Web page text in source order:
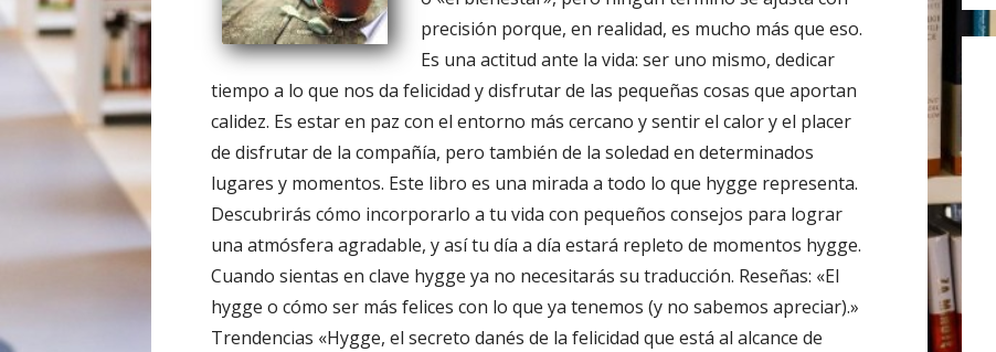
precisión porque, en realidad, es mucho más que eso.
Es una actitud ante la vida: ser uno mismo, dedicar
tiempo a lo que nos da felicidad y disfrutar de las pequeñas cosas que aportan
calidez. Es estar en paz con el entorno más cercano y sentir el calor y el placer
de disfrutar de la compañía, pero también de la soledad en determinados
lugares y momentos. Este libro es una mirada a todo lo que hygge representa.
Descubrirás cómo incorporarlo a tu vida con pequeños consejos para lograr
una atmósfera agradable, y así tu día a día estará repleto de momentos hygge.
Cuando sientas en clave hygge ya no necesitarás su traducción. Reseñas: «El
hygge o cómo ser más felices con lo que ya tenemos (y no sabemos apreciar).»
Trendencias «Hygge, el secreto danés de la felicidad que está al alcance de